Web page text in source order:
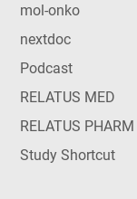
mol-onko
nextdoc
Podcast
RELATUS MED
RELATUS PHARM
Study Shortcut